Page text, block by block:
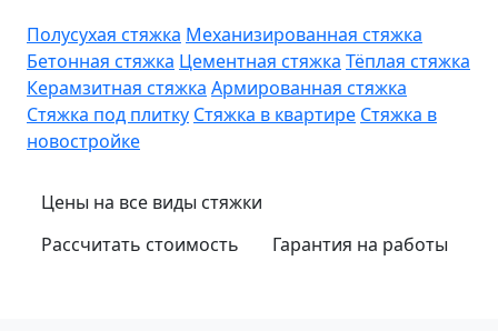
Полусухая стяжка Механизированная стяжка
Бетонная стяжка Цементная стяжка Тёплая стяжка
Керамзитная стяжка Армированная стяжка
Стяжка под плитку Стяжка в квартире Стяжка в
новостройке
Цены на все виды стяжки
Рассчитать стоимость
Гарантия на работы